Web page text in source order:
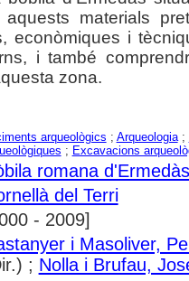
aquests materials
econòmiques i
i també
zona.
arqueològics ; Arqueologia;
; Excavacions
romana d'Ermedàs
del Terri
- 2009]
i Masoliver,
; Nolla i Brufau,